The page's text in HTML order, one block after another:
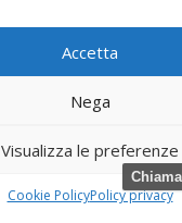
Accetta
Nega
Visualizza le preferenze
Cookie PolicyPolicy privacy